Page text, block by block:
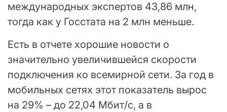
международных экспертов 43,86 млн,
тогда как у Госстата на 2 млн меньше.
Есть в отчете хорошие новости о
значительно увеличившейся скорости
подключения ко всемирной сети. За год в
мобильных сетях этот показатель вырос
на 29% – до 22,04 Мбит/с, а в